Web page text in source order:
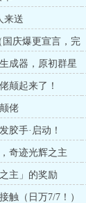
来送
国庆爆更宣言，完
成器，原初群星
颠起来了！
佬
胶手·启动！
奇迹光辉之主
主」的奖励
触（日万7/7！）